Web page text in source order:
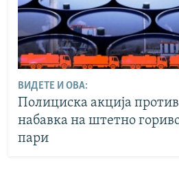
ВИДЕТЕ И ОВА:
Полициска акција против
набавка на штетно
пари